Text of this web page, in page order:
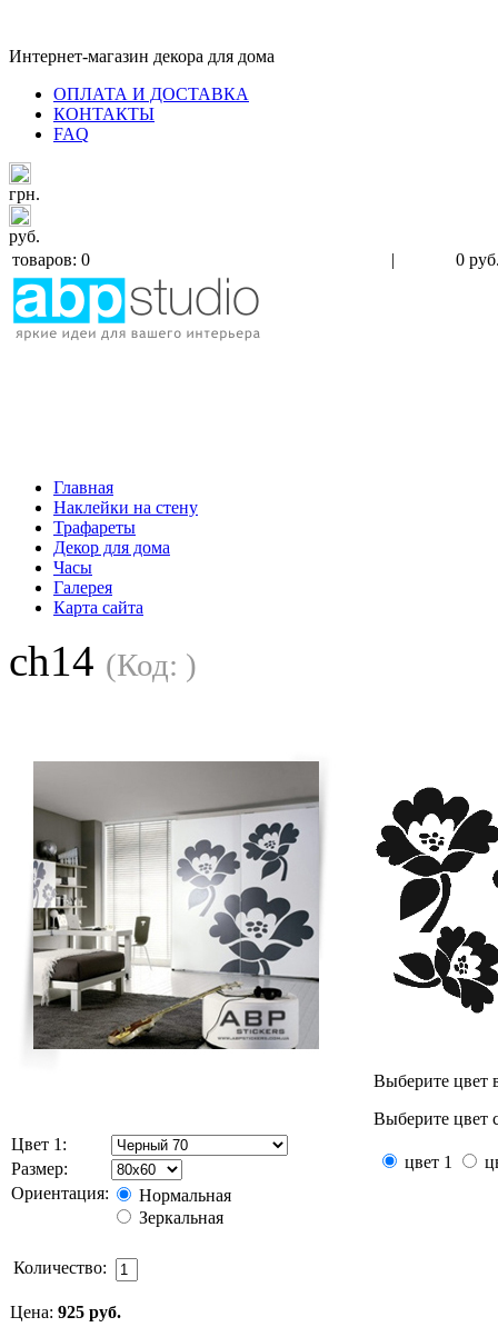
Интернет-магазин декора для дома
ОПЛАТА И ДОСТАВКА
КОНТАКТЫ
FAQ
грн.
руб.
товаров: 0
| 0
Главная
Наклейки на стену
Трафареты
Декор для дома
Часы
Галерея
Карта сайта
ch14 (Код: )
Цвет 1:
Размер:
Ориентация:
Нормальная
Зеркальная
Количество:
Цена: 925 руб.
Выберите цвет
Выберите цвет
цвет 1